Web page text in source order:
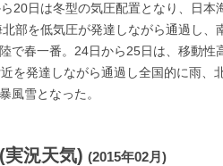
20日は冬型の気圧配置となり、日本
部を低気圧が発達しながら通過し
で春一番。24日から25日は、移動
を発達しながら通過し全国的に雨
風雪となった。
実況天気) (2015年02月)